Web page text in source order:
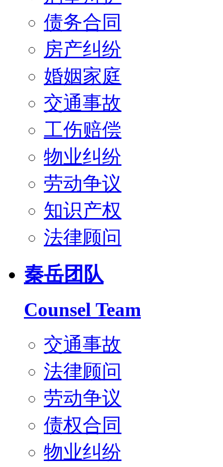
债务合同
房产纠纷
婚姻家庭
交通事故
工伤赔偿
物业纠纷
劳动争议
知识产权
法律顾问
秦岳团队
Counsel Team
交通事故
法律顾问
劳动争议
债权合同
物业纠纷